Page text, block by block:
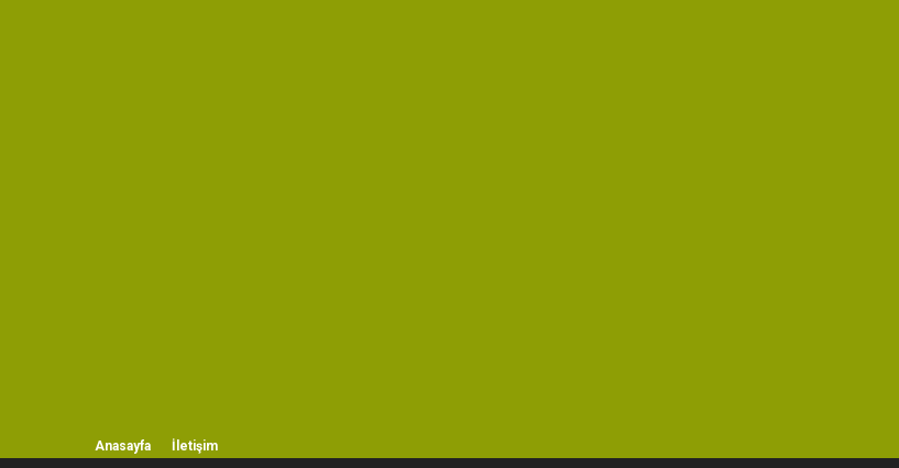
Anasayfa İletişim